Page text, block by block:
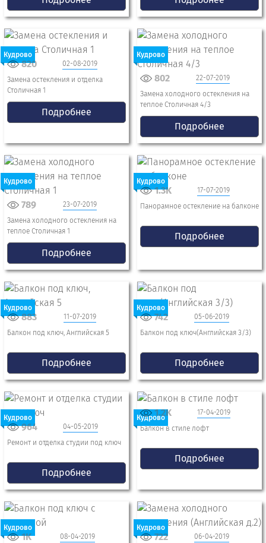
Кудрово
02-08-2019
820
Замена остекления и отделка
Столичная 1
Подробнее
Кудрово
22-07-2019
802
Замена холодного остекления на
теплое Столичная 4/3
Подробнее
Кудрово
23-07-2019
789
Замена холодного остекления на
теплое Столичная 1
Подробнее
Кудрово
17-07-2019
1.3K
Панорамное остекление на балконе
Подробнее
Кудрово
11-07-2019
883
Балкон под ключ, Английская 5
Подробнее
Кудрово
05-06-2019
742
Балкон под ключ(Английская 3/3)
Подробнее
Кудрово
04-05-2019
964
Ремонт и отделка студии под ключ
Подробнее
Кудрово
17-04-2019
1.2K
Балкон в стиле лофт
Подробнее
Кудрово
08-04-2019
1K
Кудрово
06-04-2019
722